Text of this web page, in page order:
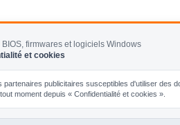
BIOS, firmwares et logiciels Windows
et cookies
partenaires publicitaires susceptibles d'utiliser
moment depuis « Confidentialité et cookies ».